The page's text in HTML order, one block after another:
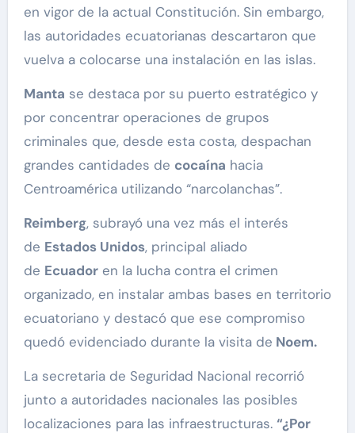
en vigor de la actual Constitución. Sin embargo,
las autoridades ecuatorianas descartaron que
vuelva a colocarse una instalación en las islas.
Manta se destaca por su puerto estratégico y
por concentrar operaciones de grupos
criminales que, desde esta costa, despachan
grandes cantidades de cocaína hacia
Centroamérica utilizando “narcolanchas”.
Reimberg, subrayó una vez más el interés
de Estados Unidos, principal aliado
de Ecuadoren la lucha contra el crimen
organizado, en instalar ambas bases en territorio
ecuatoriano y destacó que ese compromiso
quedó evidenciado durante la visita de Noem.
La secretaria de Seguridad Nacional recorrió
junto a autoridades nacionales las posibles
localizaciones para las infraestructuras. “¿Por